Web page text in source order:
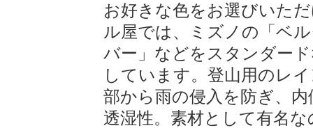
お好きな色をお選びいた
ル屋では、ミズノの「ベ
バー」などをスタンダー
しています。登山用のレ
部から雨の侵入を防ぎ、
透湿性。素材として有名